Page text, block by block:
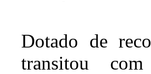
Dotado de
transitou